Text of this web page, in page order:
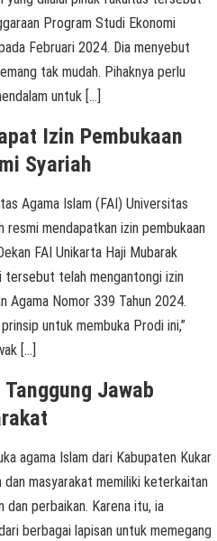
Program Studi Ekonomi
Februari 2024. Dia menyebut
tak mudah. Pihaknya perlu
untuk […]
Izin Pembukaan
Syariah
Agama Islam (FAI) Universitas
mendapatkan izin pembukaan
FAI Unikarta Haji Mubarak
tersebut telah mengantongi izin
Agama Nomor 339 Tahun 2024.
untuk membuka Prodi ini,”
[…]
Jawab
agama Islam dari Kabupaten Kukar
masyarakat memiliki keterkaitan
dan perbaikan. Karena itu, ia
berbagai lapisan untuk memegang